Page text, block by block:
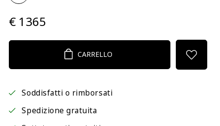
€ 1365
CARRELLO
Soddisfatti o rimborsati
Spedizione gratuita